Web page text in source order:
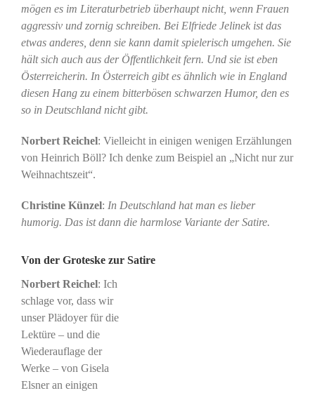
mögen es im Literaturbetrieb überhaupt nicht, wenn Frauen
aggressiv und zornig schreiben. Bei Elfriede Jelinek ist das
etwas anderes, denn sie kann damit spielerisch umgehen. Sie
hält sich auch aus der Öffentlichkeit fern. Und sie ist eben
Österreicherin. In Österreich gibt es ähnlich wie in England
diesen Hang zu einem bitterbösen schwarzen Humor, den es
so in Deutschland nicht gibt.
Norbert Reichel: Vielleicht in einigen wenigen Erzählungen
von Heinrich Böll? Ich denke zum Beispiel an „Nicht nur zur
Weihnachtszeit“.
Christine Künzel: In Deutschland hat man es lieber
humorig. Das ist dann die harmlose Variante der Satire.
Von der Groteske zur Satire
Norbert Reichel: Ich
schlage vor, dass wir
unser Plädoyer für die
Lektüre – und die
Wiederauflage der
Werke – von Gisela
Elsner an einigen